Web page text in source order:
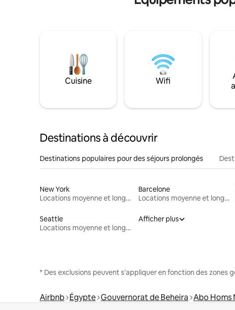
Cuisine Wifi
Destinations à découvrir
Destinations populaires pour des séjours prolongés
New York
Locations moyenne et longue durée
Barcelone
Locations moyenne et longue durée
Seattle
Locations moyenne et longue durée
Afficher plus
* Des exclusions peuvent s'appliquer en fonction des zones
Airbnb Égypte Gouvernorat de Beheira Abo Homs